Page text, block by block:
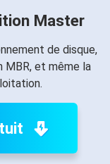
Master
de disque,
MBR, et même la